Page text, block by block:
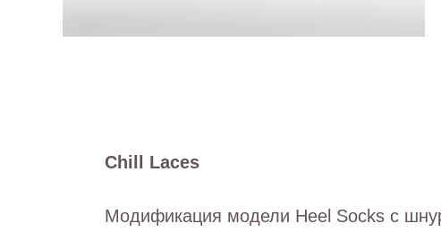
Chill Laces
Модификация модели Heel Socks с